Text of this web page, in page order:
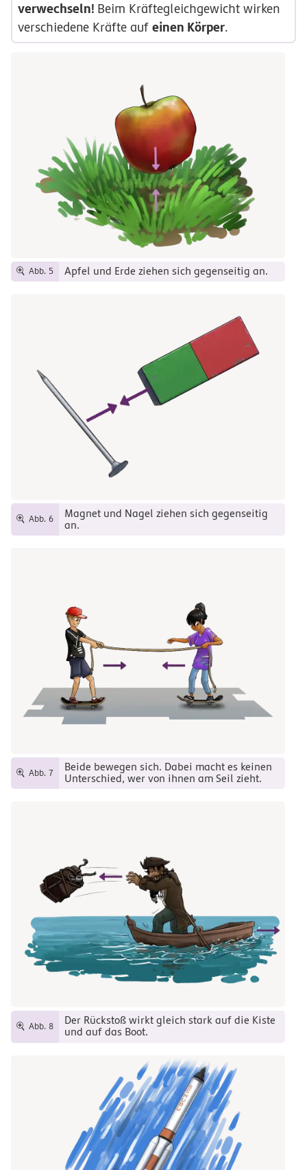
verwechseln!Beim Kräftegleichgewicht wirken
verschiedene Kräfte auf einen Körper.
Abb. 5 Apfel und Erde ziehen sich gegenseitig an.
Abb. 6
Magnet und Nagel ziehen sich gegenseitig
an.
Abb. 7
Beide bewegen sich. Dabei macht es keinen
Unterschied, wer von ihnen am Seil zieht.
Abb. 8
Der Rückstoß wirkt gleich stark auf die Kiste
und auf das Boot.